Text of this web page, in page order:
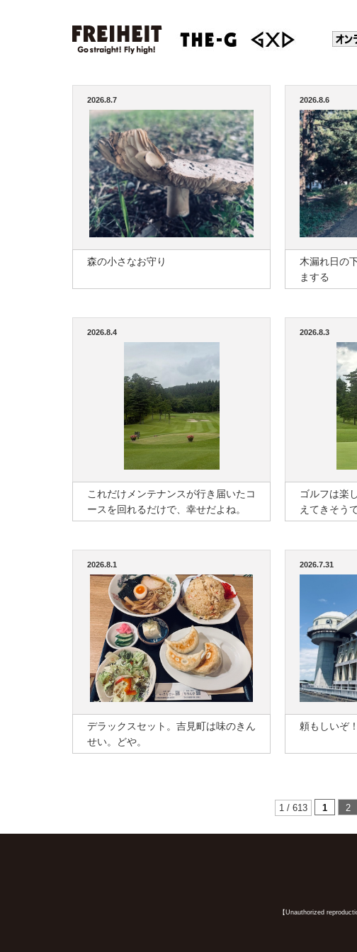
2026.8.7
森の小さなお守り
2026.8.6
木漏れ日の
まする
2026.8.4
これだけメンテナンスが行き届いたコ
ースを回れるだけで、幸せだよね。
2026.8.3
ゴルフは楽
えてきそう
2026.8.1
デラックスセット。吉見町は味のきん
せい。どや。
2026.7.31
頼もしいぞ
1 / 613 1 2
【Unauthorized